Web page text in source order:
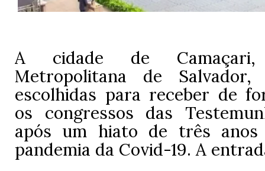
A cidade de
Metropolitana de
escolhidas para receber de
os congressos das
após um hiato de três
pandemia da Covid-19. A